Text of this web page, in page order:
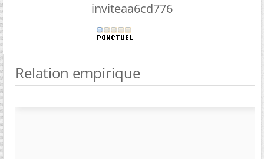
inviteaa6cd776
Relation empirique